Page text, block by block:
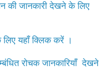
की जानकारी देखने के लिए
यहाँ क्लिक करें ।
रोचक जानकारियाँ देखने